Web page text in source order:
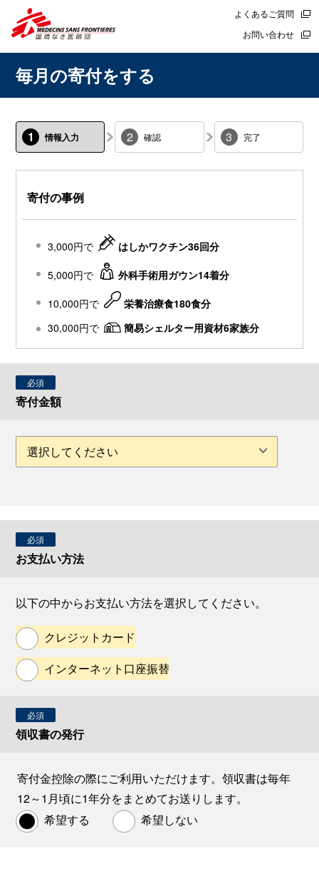
よくあるご質問
お問い合わせ
毎月の寄付をする
1 情報入力 2 確認 3 完了
寄付の事例
3,000円で
はしかワクチン36回分
5,000円で
外科手術用ガウン14着分
10,000円で
栄養治療食180食分
30,000円で
簡易シェルター用資材6家族分
必須
寄付金額
必須
お支払い方法
以下の中からお支払い方法を選択してください。
クレジットカード
インターネット口座振替
必須
領収書の発行
寄付金控除の際にご利用いただけます。領収書は毎年
12～1月頃に1年分をまとめてお送りします。
希望する
希望しない